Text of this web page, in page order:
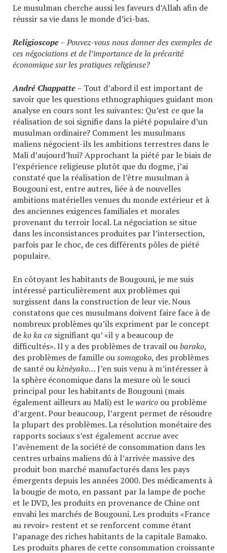
Le musulman cherche aussi les faveurs d’Allah afin de
réussir sa vie dans le monde d’ici-bas.
Religioscope– Pouvez-vous nous donner des exemples de
ces négociations et de l’importance de la précarité
économique sur les pratiques religieuse?
André Chappatte– Tout d’abord il est important de
savoir que les questions ethnographiques guidant mon
analyse en cours sont les suivantes: Qu’est ce que la
réalisation de soi signifie dans la piété populaire d’un
musulman ordinaire? Comment les musulmans
maliens négocient-ils les ambitions terrestres dans le
Mali d’aujourd’hui? Approchant la piété par le biais de
l’expérience religieuse plutôt que du dogme, j’ai
constaté que la réalisation de l’être musulman à
Bougouni est, entre autres, liée à de nouvelles
ambitions matérielles venues du monde extérieur et à
des anciennes exigences familiales et morales
provenant du terroir local. La négociation se situe
dans les inconsistances produites par l’intersection,
parfois par le choc, de ces différents pôles de piété
populaire.
En côtoyant les habitants de Bougouni, je me suis
intéressé particulièrement aux problèmes qui
surgissent dans la construction de leur vie. Nous
constatons que ces musulmans doivent faire face à de
nombreux problèmes qu’ils expriment par le concept
deko ka ca signifiant qu’ «il y a beaucoup de
difficultés». Il y a des problèmes de travail oubarako,
des problèmes de famille ousomogoko, des problèmes
de santé oukènèyako… J’en suis venu à m’intéresser à
la sphère économique dans la mesure où le souci
principal pour les habitants de Bougouni (mais
également ailleurs au Mali) est lewarico ou problème
d’argent. Pour beaucoup, l’argent permet de résoudre
la plupart des problèmes. La résolution monétaire des
rapports sociaux s’est également accrue avec
l’avènement de la société de consommation dans les
centres urbains maliens dû à l’arrivée massive des
produit bon marché manufacturés dans les pays
émergents depuis les années 2000. Des médicaments à
la bougie de moto, en passant par la lampe de poche
et le DVD, les produits en provenance de Chine ont
envahi les marchés de Bougouni. Les produits «France
au revoir» restent et se renforcent comme étant
l’apanage des riches habitants de la capitale Bamako.
Les produits phares de cette consommation croissante